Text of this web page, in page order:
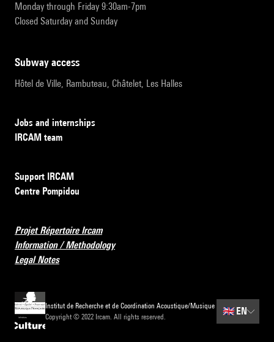
Monday through Friday 9:30am-7pm
Closed Saturday and Sunday
subway access
Hôtel de Ville, Rambuteau, Châtelet, Les Halles
Jobs and internships
IRCAM team
Support IRCAM
Centre Pompidou
Projet Répertoire Ircam
Information / Methodology
Legal Notes
Institut de Recherche et de Coordination Acoustique/Musique
Copyright © 2022 Ircam. All rights reserved.
🇬🇧 EN